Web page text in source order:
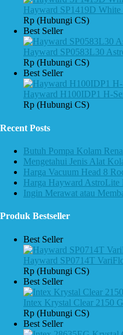
Hayward SP1419D
Rp (Hubungi CS)
Best Seller
Hayward SP0583L30
Rp (Hubungi CS)
Best Seller
Hayward H100IDP1 H-
Rp (Hubungi CS)
Recent Posts
Butuh Pompa Kolam
Mengetahui Jenis Alat
Harga Vacuum Head 8
Harga Hayward AstroLite
Ingin Merawat atau
Produk Bestseller
Best Seller
Hayward SP0714T
Rp (Hubungi CS)
Best Seller
Intex Krystal Clear 2150
Rp (Hubungi CS)
Best Seller